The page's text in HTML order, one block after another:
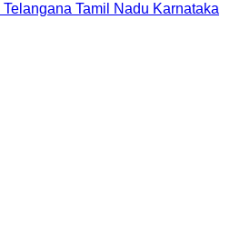
Telangana Tamil Nadu Karnataka